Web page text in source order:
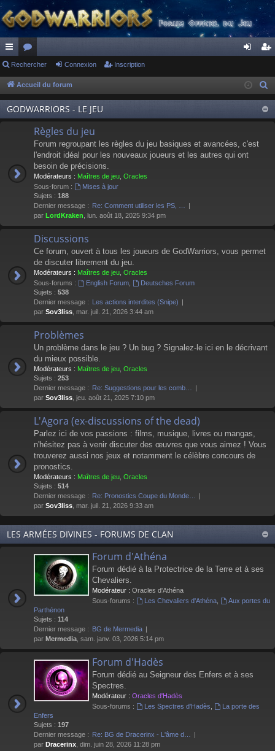
ac
co
ur
ci
or
u
m
s
ne
xi
on
cri
pti
on
Rechercher Connexion Inscription
Accueil du forum
GODWARRIORS - LE JEU
Règles du jeu
Forum regroupant les règles du jeu basiques et avancées, c'est
l'endroit idéal pour les nouveaux joueurs et les autres qui ont
besoin de précisions.
Modérateurs : Maîtres de jeu Oracles
Sous-forum :
Mises à jour
Sujets : 188
Dernier message : Re: Comment utiliser les PS, …
par LordKraken , lun. août 18, 2025 9:34 pm
Discussions
Ce forum, ouvert à tous les joueurs de GodWarriors, vous permet
de discuter librement du jeu.
Modérateurs : Maîtres de jeu Oracles
Sous-forums :
English Forum,
Deutsches Forum
Sujets : 538
Dernier message : Les actions interdites (Snipe)
par Sov3liss , mar. juil. 21, 2026 3:44 am
Problèmes
Un problème dans le jeu ? Un bug ? Signalez-le ici en le décrivant
du mieux possible.
Modérateurs : Maîtres de jeu Oracles
Sujets : 253
Dernier message : Re: Suggestions pour les comb…
par Sov3liss , jeu. août 21, 2025 7:10 pm
L'Agora (ex-discussions of the dead)
Parlez ici de vos passions : films, musique, livres ou mangas,
n'hésitez pas à venir discuter des œuvres que vous aimez ! Vous
trouverez aussi nos jeux et notamment le célèbre concours de
pronostics.
Modérateurs : Maîtres de jeu Oracles
Sujets : 514
Dernier message : Re: Pronostics Coupe du Monde…
par Sov3liss , mar. juil. 21, 2026 9:33 am
LES ARMÉES DIVINES - FORUMS DE CLAN
Forum d'Athéna
Forum dédié à la Protectrice de la Terre et à ses
Chevaliers.
Modérateur : Oracles d'Athéna
Sous-forums :
Les Chevaliers d'Athéna,
Aux portes du
Parthénon
Sujets : 114
Dernier message : BG de Mermedia
par Mermedia , sam. janv. 03, 2026 5:14 pm
Forum d'Hadès
Forum dédié au Seigneur des Enfers et à ses
Spectres.
Modérateur : Oracles d'Hadès
Sous-forums :
Les Spectres d'Hadès
La porte des
Enfers
Sujets : 197
Dernier message : Re: BG de Dracerinx - L'âme d…
par Dracerinx , dim. juin 28, 2026 11:28 pm